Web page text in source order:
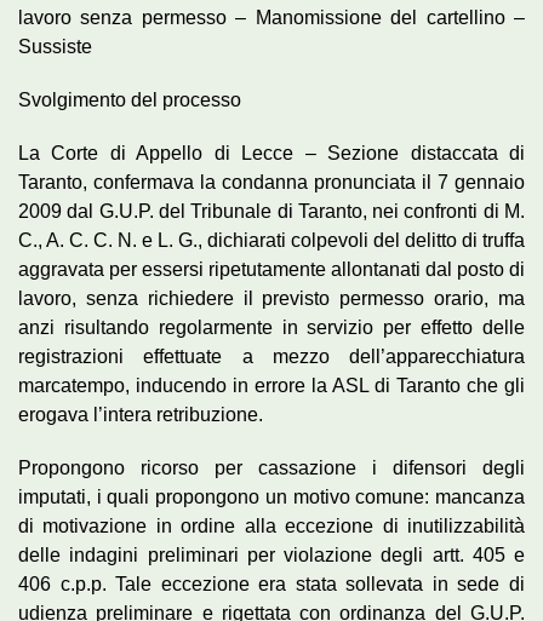
lavoro senza permesso – Manomissione del cartellino –
Sussiste
Svolgimento del processo
La Corte di Appello di Lecce – Sezione distaccata di
Taranto, confermava la condanna pronunciata il 7 gennaio
2009 dal G.U.P. del Tribunale di Taranto, nei confronti di M.
C., A. C. C. N. e L. G., dichiarati colpevoli del delitto di truffa
aggravata per essersi ripetutamente allontanati dal posto di
lavoro, senza richiedere il previsto permesso orario, ma
anzi risultando regolarmente in servizio per effetto delle
registrazioni effettuate a mezzo dell’apparecchiatura
marcatempo, inducendo in errore la ASL di Taranto che gli
erogava l’intera retribuzione.
Propongono ricorso per cassazione i difensori degli
imputati, i quali propongono un motivo comune: mancanza
di motivazione in ordine alla eccezione di inutilizzabilità
delle indagini preliminari per violazione degli artt. 405 e
406 c.p.p. Tale eccezione era stata sollevata in sede di
udienza preliminare e rigettata con ordinanza del G.U.P.